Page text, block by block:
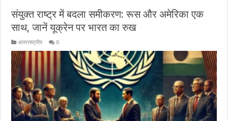
संयुक्त राष्ट्र में बदला समीकरण: रूस और अमेरिका एक
साथ, जानें यूक्रेन पर भारत का रुख
अंतरराष्ट्रीय 0